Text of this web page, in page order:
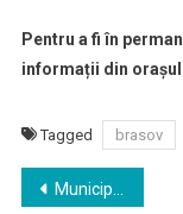
Pentru a fi în
informații din
Tagged brasov
Navigare
Municipiul Făgăraș